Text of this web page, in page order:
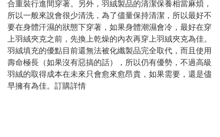
合重裝行進間穿著。另外，羽絨製品的清潔保養相當麻煩，
所以一般來說會很少清洗，為了儘量保持清潔，所以最好不
要在身體汗濕的狀態下穿著，如果身體潮濕會冷，最好在穿
上羽絨夾克之前，先換上乾燥的內衣再穿上羽絨夾克為佳。
羽絨填充的優點目前還無法被化纖製品完全取代，而且使用
壽命極長（如果沒有惡搞的話），所以仍有優勢，不過高級
羽絨的取得成本在未來只會愈來愈昂貴，如果需要，還是儘
早擁有為佳。 訂購詳情